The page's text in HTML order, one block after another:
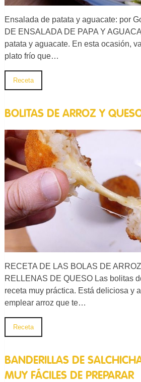
Ensalada de patata y aguacate: por
DE ENSALADA DE PAPA Y
patata y aguacate. En esta ocasión,
plato frío que…
Receta
BOLITAS DE ARROZ Y
RECETA DE LAS BOLAS DE
RELLENAS DE QUESO Las bolitas
receta muy práctica. Está deliciosa y
emplear arroz que te…
Receta
BANDERILLAS DE
MUY FÁCILES DE PREPARAR